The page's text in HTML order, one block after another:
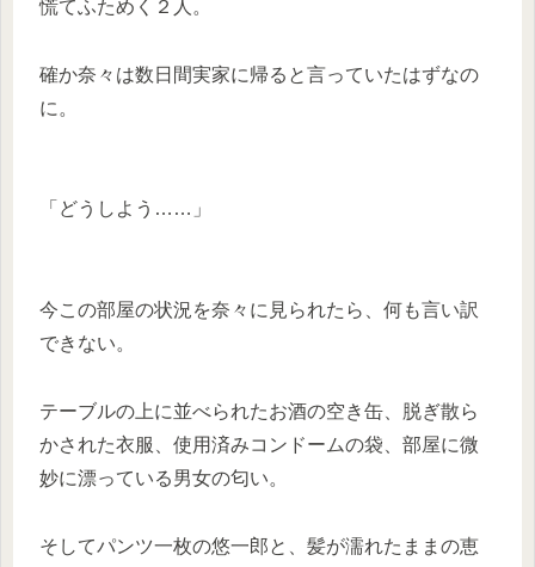
慌てふためく２人。
確か奈々は数日間実家に帰ると言っていたはずなの
に。
「どうしよう……」
今この部屋の状況を奈々に見られたら、何も言い訳
できない。
テーブルの上に並べられたお酒の空き缶、脱ぎ散ら
かされた衣服、使用済みコンドームの袋、部屋に微
妙に漂っている男女の匂い。
そしてパンツ一枚の悠一郎と、髪が濡れたままの恵